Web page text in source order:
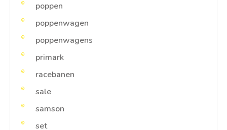
poppen
poppenwagen
poppenwagens
primark
racebanen
sale
samson
set